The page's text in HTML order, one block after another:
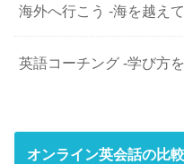
海外へ行こう -海を越え
英語コーチング -学び方
オンライン英会話の比較